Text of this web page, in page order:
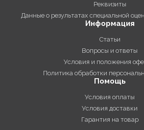
Реквизиты
Данные о результатах специальной
Информация
Статьи
Вопросы и ответы
Условия и положения
Политика обработки
Помощь
Условия оплаты
Условия доставки
Гарантия на товар